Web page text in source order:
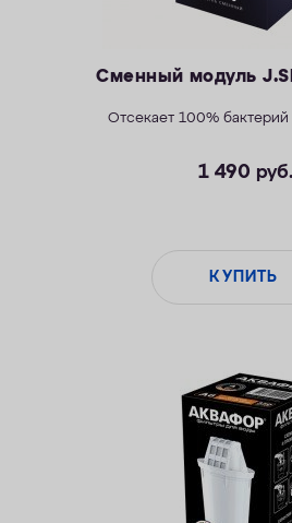
Отсекает 100% бактерий
1 490 руб.
КУПИТЬ